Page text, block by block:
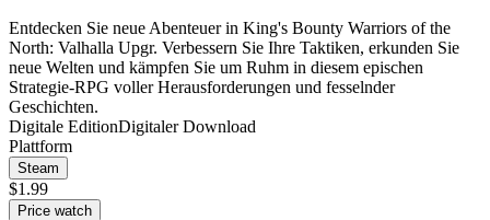
Entdecken Sie neue Abenteuer in King's Bounty Warriors of the
North: Valhalla Upgr. Verbessern Sie Ihre Taktiken, erkunden Sie
neue Welten und kämpfen Sie um Ruhm in diesem epischen
Strategie-RPG voller Herausforderungen und fesselnder
Geschichten.
Digitale EditionDigitaler Download
Plattform
Steam
$1.99
Price watch